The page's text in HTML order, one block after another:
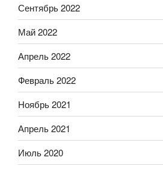
Сентябрь 2022
Май 2022
Апрель 2022
Февраль 2022
Ноябрь 2021
Апрель 2021
Июль 2020